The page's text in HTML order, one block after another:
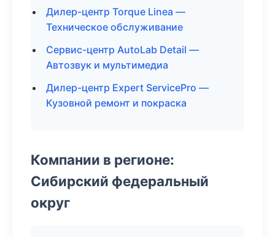
Дилер-центр Torque Linea —
Техническое обслуживание
Сервис-центр AutoLab Detail —
Автозвук и мультимедиа
Дилер-центр Expert ServicePro —
Кузовной ремонт и покраска
Компании в регионе:
Сибирский федеральный
округ